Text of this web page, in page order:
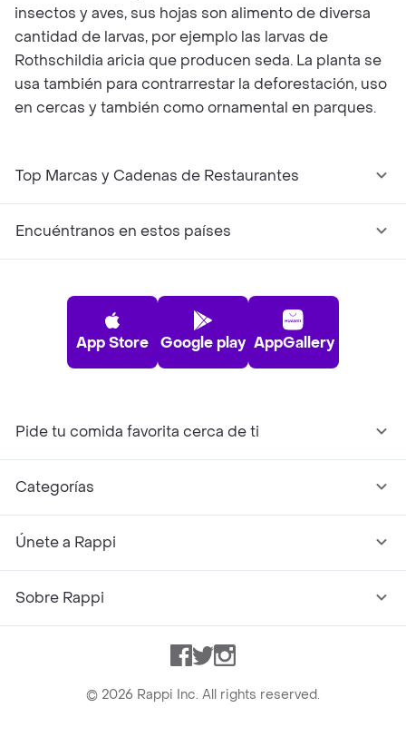
insectos y aves, sus hojas son alimento de diversa
cantidad de larvas, por ejemplo las larvas de
Rothschildia aricia que producen seda. La planta se
usa también para contrarrestar la deforestación, uso
en cercas y también como ornamental en parques.
Top Marcas y Cadenas de Restaurantes
Encuéntranos en estos países
App Store Google play AppGallery
Pide tu comida favorita cerca de ti
Categorías
Únete a Rappi
Sobre Rappi
Facebook
TwitterInstagram
© 2026 Rappi Inc. All rights reserved.